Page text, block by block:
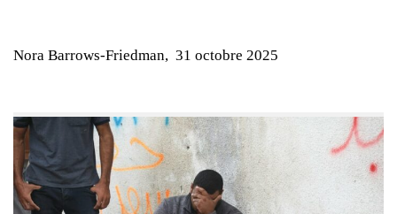
Nora Barrows-Friedman, 31 octobre 2025